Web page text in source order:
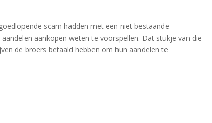
scam hadden met een niet bestaande
aankopen weten te voorspellen. Dat stukje van die
de broers betaald hebben om hun aandelen te